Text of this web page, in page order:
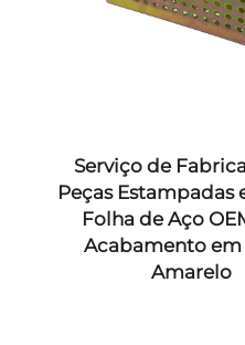
Serviço de
Peças Estampadas
Folha de Aço
Acabamento
Amarelo